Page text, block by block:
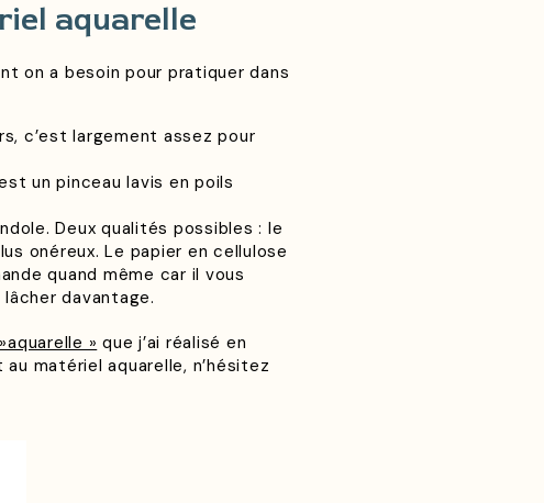
aquarelle
on a besoin pour pratiquer dans
c’est largement assez pour
un pinceau lavis en poils
Deux qualités possibles : le
onéreux. Le papier en cellulose
quand même car il vous
davantage.
» que j’ai réalisé en
matériel aquarelle, n’hésitez